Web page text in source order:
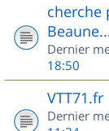
cherche
Dernier
18:50
VTT71.fr
Dernier